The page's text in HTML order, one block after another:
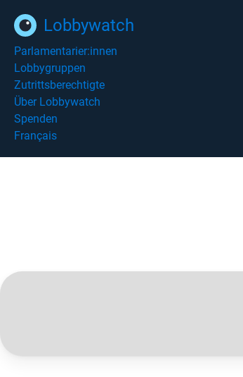
Lobbywatch
Parlamentarier:innen
Lobbygruppen
Zutrittsberechtigte
Über Lobbywatch
Spenden
Français